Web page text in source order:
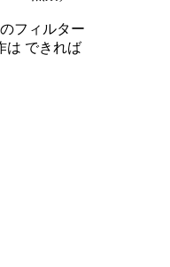
フィルター
は できれば